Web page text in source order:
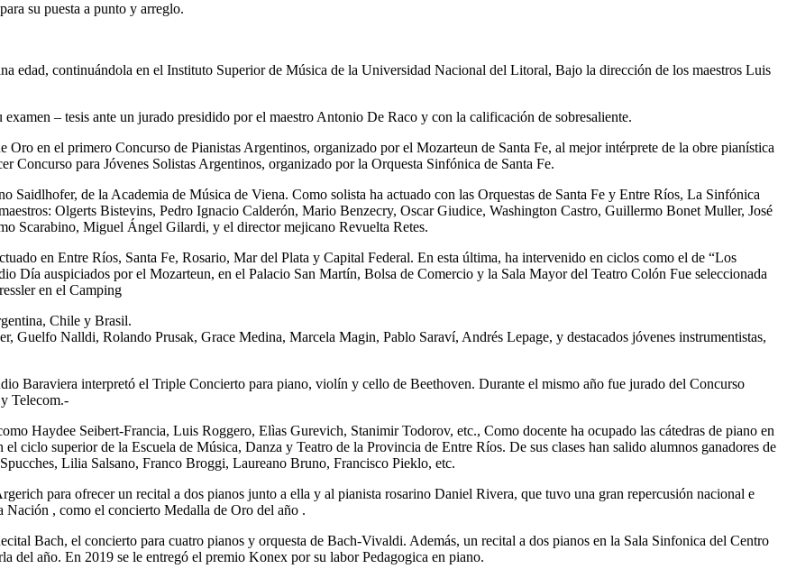
su puesta a punto y arreglo.
edad, continuándola en el Instituto Superior de Música de la Universidad Nacional del Litoral, Bajo la dirección de los maestros Luis
– tesis ante un jurado presidido por el maestro Antonio De Raco y con la calificación de sobresaliente.
en el primero Concurso de Pianistas Argentinos, organizado por el Mozarteun de Santa Fe, al mejor intérprete de la obre pianística
Concurso para Jóvenes Solistas Argentinos, organizado por la Orquesta Sinfónica de Santa Fe.
Saidlhofer, de la Academia de Música de Viena. Como solista ha actuado con las Orquestas de Santa Fe y Entre Ríos, La Sinfónica
Olgerts Bistevins, Pedro Ignacio Calderón, Mario Benzecry, Oscar Giudice, Washington Castro, Guillermo Bonet Muller, José
Scarabino, Miguel Ángel Gilardi, y el director mejicano Revuelta Retes.
en Entre Ríos, Santa Fe, Rosario, Mar del Plata y Capital Federal. En esta última, ha intervenido en ciclos como el de “Los
Día auspiciados por el Mozarteun, en el Palacio San Martín, Bolsa de Comercio y la Sala Mayor del Teatro Colón Fue seleccionada
en el Camping
Chile y Brasil.
Guelfo Nalldi, Rolando Prusak, Grace Medina, Marcela Magin, Pablo Saraví, Andrés Lepage, y destacados jóvenes instrumentistas,
Baraviera interpretó el Triple Concierto para piano, violín y cello de Beethoven. Durante el mismo año fue jurado del Concurso
Telecom.-
Haydee Seibert-Francia, Luis Roggero, Elìas Gurevich, Stanimir Todorov, etc., Como docente ha ocupado las cátedras de piano en
ciclo superior de la Escuela de Música, Danza y Teatro de la Provincia de Entre Ríos. De sus clases han salido alumnos ganadores de
Lilia Salsano, Franco Broggi, Laureano Bruno, Francisco Pieklo, etc.
para ofrecer un recital a dos pianos junto a ella y al pianista rosarino Daniel Rivera, que tuvo una gran repercusión nacional e
, como el concierto Medalla de Oro del año .
Bach, el concierto para cuatro pianos y orquesta de Bach-Vivaldi. Además, un recital a dos pianos en la Sala Sinfonica del Centro
año. En 2019 se le entregó el premio Konex por su labor Pedagogica en piano.